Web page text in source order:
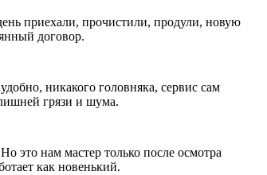
приехали, прочистили, продули, новую
договор.
никакого головняка, сервис сам
грязи и шума.
это нам мастер только после осмотра
как новенький.